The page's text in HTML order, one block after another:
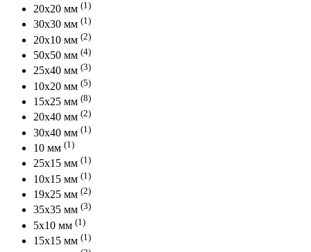
20х20 мм (1)
30х30 мм (1)
20х10 мм (2)
50х50 мм (4)
25х40 мм (3)
10х20 мм (5)
15х25 мм (8)
20х40 мм (2)
30х40 мм (1)
10 мм (1)
25х15 мм (1)
10х15 мм (1)
19х25 мм (2)
35х35 мм (3)
5х10 мм (1)
15х15 мм (1)